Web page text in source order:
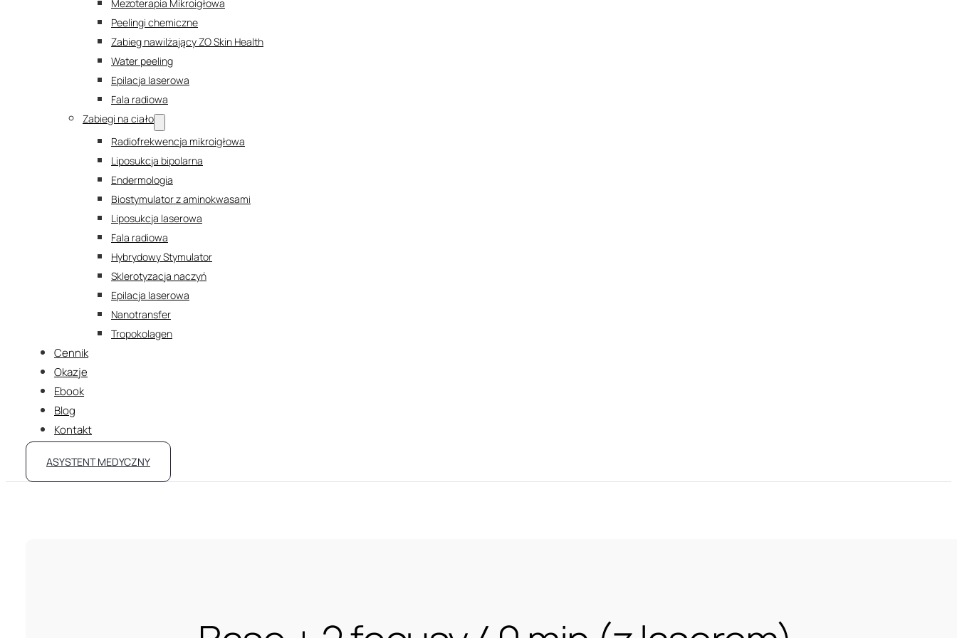
Mezoterapia Mikroigłowa
Peelingi chemiczne
Zabieg nawilżający ZO Skin Health
Water peeling
Epilacja laserowa
Fala radiowa
Zabiegi na ciało
Radiofrekwencja mikroigłowa
Liposukcja bipolarna
Endermologia
Biostymulator z aminokwasami
Liposukcja laserowa
Fala radiowa
Hybrydowy Stymulator
Sklerotyzacja naczyń
Epilacja laserowa
Nanotransfer
Tropokolagen
Cennik
Okazje
Ebook
Blog
Kontakt
ASYSTENT MEDYCZNY